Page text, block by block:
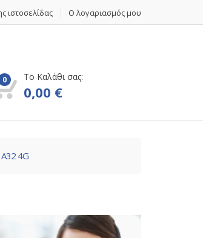
ιστοσελίδας Ο λογαριασμός μου
0 Το Καλάθι σας:
0,00 €
4G